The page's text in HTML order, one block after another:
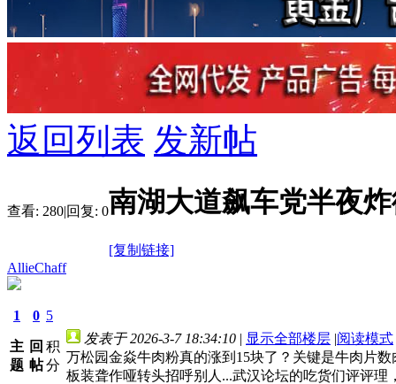
返回列表 发新帖
查看: 280|回复: 0南湖大道飙车党半夜
[复制链接]
AllieChaff
1
主
题
0
回
帖
5
积
分
发表于 2026-3-7 18:34:10 | 显示全部楼层 |阅读模式
万松园金焱牛肉粉真的涨到15块了？关键是牛肉片
板装聋作哑转头招呼别人...武汉论坛的吃货们评评